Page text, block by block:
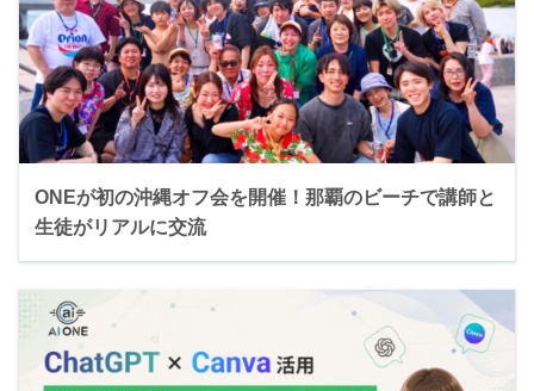
ONEが初の沖縄オフ会を開催！那覇のビーチで講師と
生徒がリアルに交流